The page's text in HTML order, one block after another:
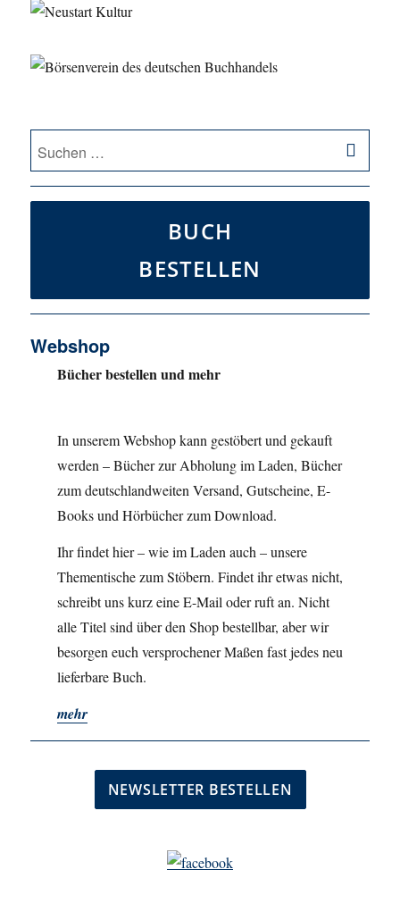
Suche
nach:
BUCH
BESTELLEN
Webshop
Bücher bestellen und mehr
In unserem Webshop kann gestöbert und gekauft
werden – Bücher zur Abholung im Laden, Bücher
zum deutschlandweiten Versand, Gutscheine, E-
Books und Hörbücher zum Download.
Ihr findet hier – wie im Laden auch – unsere
Thementische zum Stöbern. Findet ihr etwas nicht,
schreibt uns kurz eine E-Mail oder ruft an. Nicht
alle Titel sind über den Shop bestellbar, aber wir
besorgen euch versprochener Maßen fast jedes neu
lieferbare Buch.
mehr